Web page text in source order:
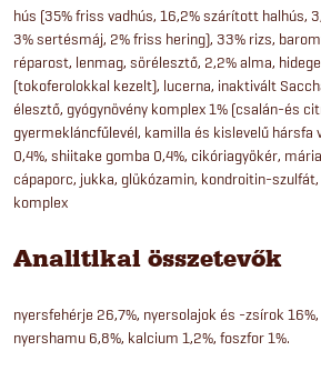
hús (35% friss vadhús, 16,2% szárított halhús,
3% sertésmáj, 2% friss hering), 33% rizs,
réparost, lenmag, sörélesztő, 2,2% alma,
(tokoferolokkal kezelt), lucerna, inaktivált
élesztő, gyógynövény komplex 1% (csalán-és
gyermekláncfűlevél, kamilla és kislevelű hársfa
0,4%, shiitake gomba 0,4%, cikóriagyökér,
cápaporc, jukka, glükózamin, kondroitin-
komplex
Analitikai összetevők
nyersfehérje 26,7%, nyersolajok és -zsírok
nyershamu 6,8%, kalcium 1,2%, foszfor 1%.